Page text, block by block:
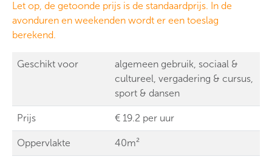
Let op, de getoonde prijs is de standaardprijs. In de
avonduren en weekenden wordt er een toeslag
berekend.
Geschikt voor
algemeen gebruik, sociaal &
cultureel, vergadering & cursus,
sport & dansen
Prijs € 19.2 per uur
Oppervlakte 40m²